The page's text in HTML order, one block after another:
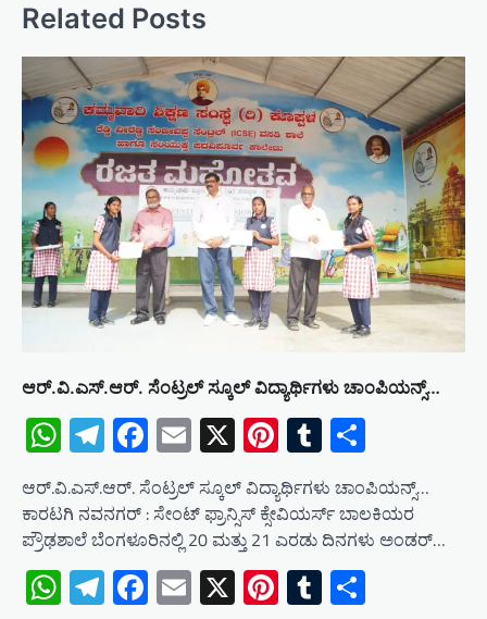
g
a
t
i
o
n
Related Posts
ಆರ್.ವಿ.ಎಸ್.ಆರ್. ಸೆಂಟ್ರಲ್ ಸ್ಕೂಲ್ ವಿದ್ಯಾರ್ಥಿಗಳು ಚಾಂಪಿಯನ್ಸ್…
WhatsApp
Telegram
Facebook
Email
X Pinterest
Tumblr
ಆರ್.ವಿ.ಎಸ್.ಆರ್. ಸೆಂಟ್ರಲ್ ಸ್ಕೂಲ್ ವಿದ್ಯಾರ್ಥಿಗಳು ಚಾಂಪಿಯನ್ಸ್…
ಕಾರಟಗಿ ನವನಗರ್ : ಸೇಂಟ್ ಫ್ರಾನ್ಸಿಸ್ ಕ್ಸೇವಿಯರ್ಸ್ ಬಾಲಕಿಯರ
ಪ್ರೌಢಶಾಲೆ ಬೆಂಗಳೂರಿನಲ್ಲಿ 20 ಮತ್ತು 21 ಎರಡು ದಿನಗಳು ಅಂಡರ್…
WhatsApp
Telegram
Facebook
Email
X Pinterest
Tumblr